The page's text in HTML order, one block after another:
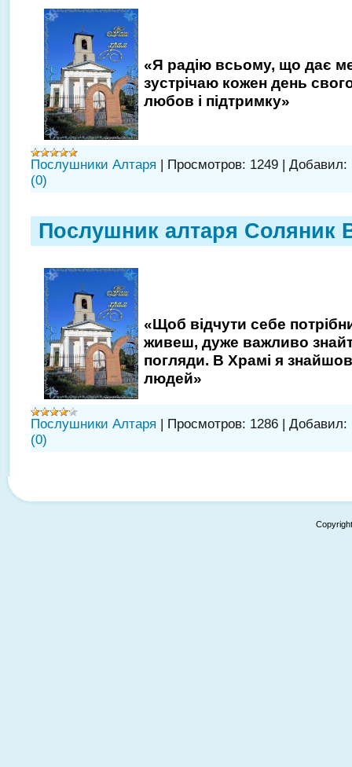
«Я радію всьому, що дає
зустрічаю кожен день
любов і підтримку»
Послушники Алтаря | Просмотров: 1249 | Добавил:
(0)
Послушник алтаря Соляник
«Щоб відчути себе
живеш, дуже важливо
погляди. В Храмі я
людей»
Послушники Алтаря | Просмотров: 1286 | Добавил:
(0)